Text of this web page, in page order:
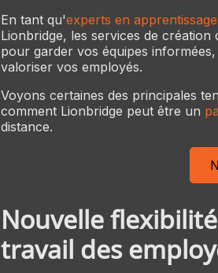
En tant qu'experts en
Lionbridge, les services de
pour garder vos équipes
valoriser vos employés.
Voyons certaines des principales
comment Lionbridge peut être un
distance.
Nouvelle
travail des